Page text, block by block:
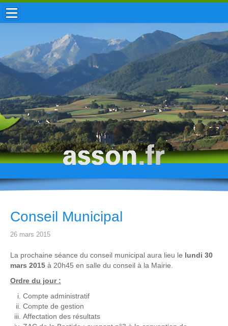
ACCUEIL / INFOS
MUNICIPALITÉ
VIE LOCALE
ENFANCE
TOURISME
HISTOIRE
Conseil Municipal
26 mars 2015
La prochaine séance du conseil municipal aura lieu le lundi 30
mars 2015 à 20h45 en salle du conseil à la Mairie.
Ordre du jour :
Compte administratif
Compte de gestion
Affectation des résultats